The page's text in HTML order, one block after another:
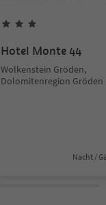
Hotel Monte 44
Wolkenstein Gröden,
Dolomitenregion Gröden
Nacht /